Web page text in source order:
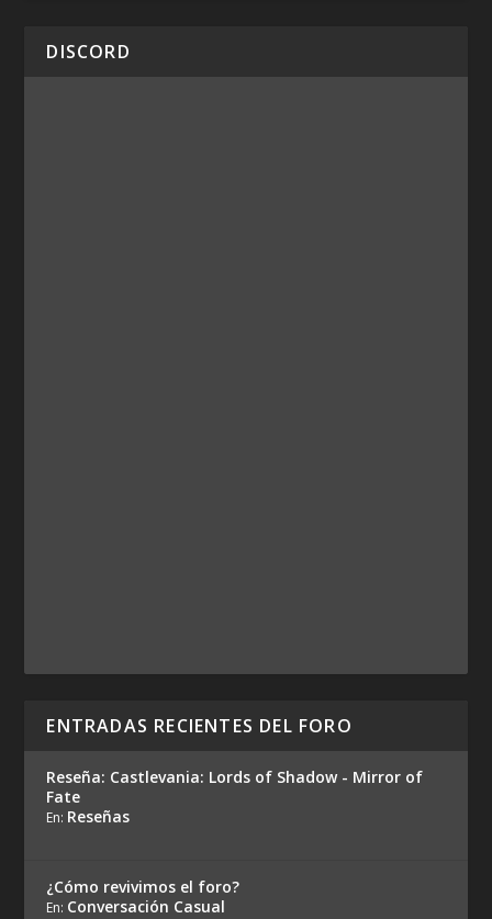
DISCORD
ENTRADAS RECIENTES DEL FORO
Reseña: Castlevania: Lords of Shadow - Mirror of
Fate
En: Reseñas
¿Cómo revivimos el foro?
En: Conversación Casual